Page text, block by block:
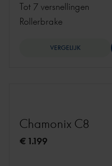
Tot 7 versnellingen
rollerbrake
VERGELIJK
Chamonix C8
€ 1.199